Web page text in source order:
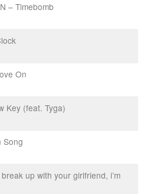
– Timebomb
On
Key (feat. Tyga)
Song
up with your girlfriend, i’m